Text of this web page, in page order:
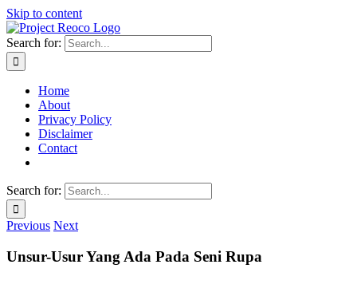
Skip to content
Search for:
Home
About
Privacy Policy
Disclaimer
Contact
Search for:
Previous Next
Unsur-Usur Yang Ada Pada Seni Rupa